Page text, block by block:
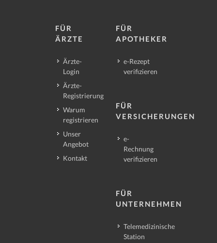
FÜR
ÄRZTE
Ärzte-
Login
Ärzte-
Registrierung
Warum
registrieren
Unser
Angebot
Kontakt
FÜR
APOTHEKER
e-Rezept
verifizieren
FÜR
VERSICHERUNGEN
e-
Rechnung
verifizieren
FÜR
UNTERNEHMEN
Telemedizinische
Station